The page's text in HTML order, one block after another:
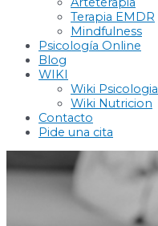
Terapia EMDR
Mindfulness
Psicología Online
Blog
WIKI
Wiki Psicologia
Wiki Nutricion
Contacto
Pide una cita